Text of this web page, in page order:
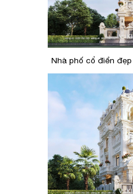
Nhà phố cổ điển